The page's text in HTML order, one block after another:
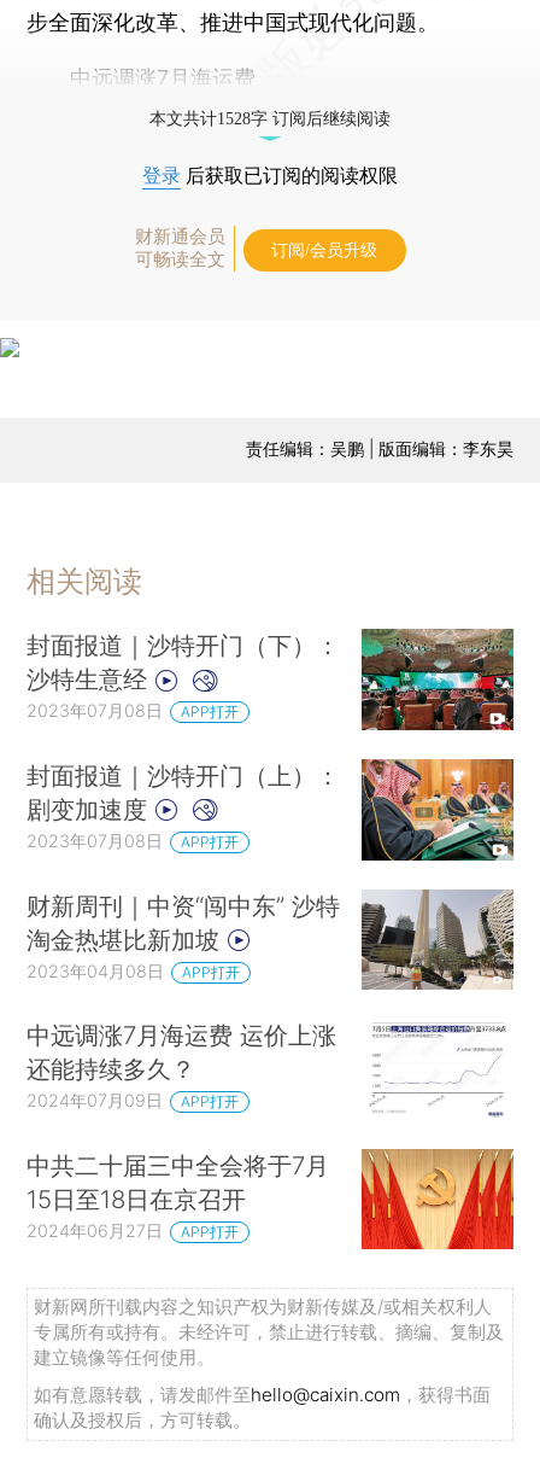
步全面深化改革、推进中国式现代化问题。
中远调涨7月海运费
本文共计1528字 订阅后继续阅读
登录 后获取已订阅的阅读权限
财新通会员
可畅读全文
订阅/会员升级
责任编辑：吴鹏 | 版面编辑：李东昊
相关阅读
封面报道｜沙特开门（下）：
沙特生意经
2023年07月08日 APP打开
封面报道｜沙特开门（上）：
剧变加速度
2023年07月08日 APP打开
财新周刊｜中资“闯中东” 沙特
淘金热堪比新加坡
2023年04月08日 APP打开
中远调涨7月海运费 运价上涨
还能持续多久？
2024年07月09日 APP打开
中共二十届三中全会将于7月
15日至18日在京召开
2024年06月27日 APP打开
财新网所刊载内容之知识产权为财新传媒及/或相关权利人
专属所有或持有。未经许可，禁止进行转载、摘编、复制及
建立镜像等任何使用。
如有意愿转载，请发邮件至hello@caixin.com ，获得书面
确认及授权后，方可转载。